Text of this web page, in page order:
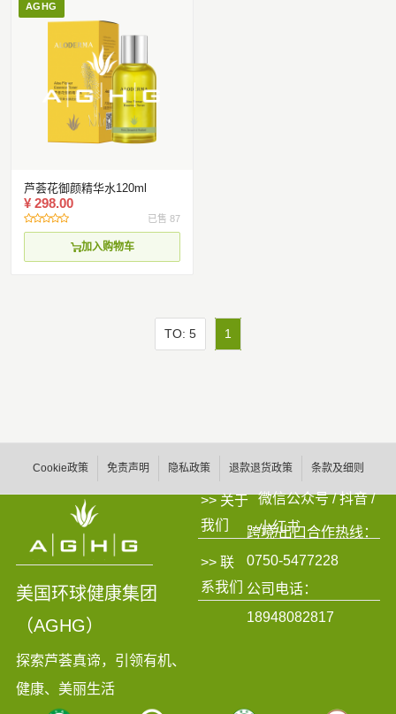
AGHG
芦荟花御颜精华水120ml
¥ 298.00
已售 87
加入购物车
TO: 5 1
Cookie政策 免责声明 隐私政策 退款退货政策 条款及细则
美国环球健康集团
（AGHG）
探索芦荟真谛，引领有机、
健康、美丽生活
>> 关于
我们
微信公众号 / 抖音 /
小红书
>> 联
系我们
跨境/出口合作热线：
0750-5477228
公司电话：
18948082817